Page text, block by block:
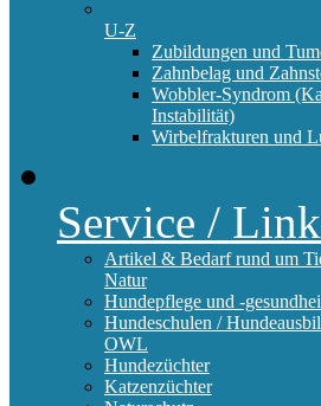
U-Z
Zubildungen und
Zahnbelag und
Wobbler-Syndrom
Instabilität)
Wirbelfrakturen und
Service /
Artikel & Bedarf rund um
Natur
Hundepflege und -
Hundeschulen /
OWL
Hundezüchter
Katzenzüchter